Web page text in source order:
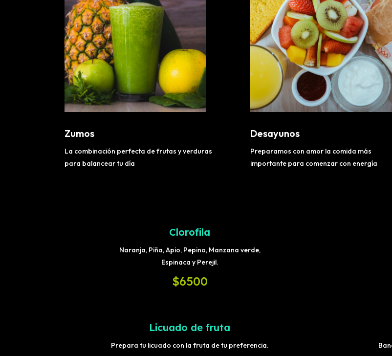
Zumos
La combinación perfecta de frutas y verduras
para balancear tu día
Desayunos
Preparamos con amor la comida más
importante para comenzar con energía
Clorofila
Naranja, Piña, Apio, Pepino, Manzana verde,
Espinaca y Perejil.
$6500
Licuado de fruta
Prepara tu licuado con la fruta de tu preferencia.